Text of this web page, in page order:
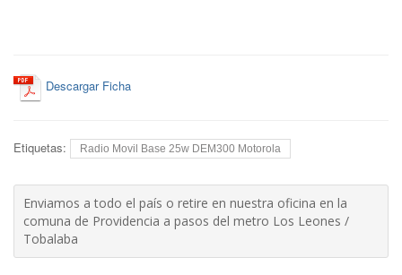
Descargar Ficha
Etiquetas: Radio Movil Base 25w DEM300 Motorola
Enviamos a todo el país o retire en nuestra oficina en la
comuna de Providencia a pasos del metro Los Leones /
Tobalaba